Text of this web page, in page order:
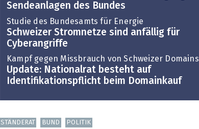
Sendeanlagen des Bundes
Studie des Bundesamts für Energie
Schweizer Stromnetze sind anfällig für
Cyberangriffe
Kampf gegen Missbrauch von Schweizer Domains
Update: Nationalrat besteht auf
Identifikationspflicht beim Domainkauf
STÄNDERAT BUND POLITIK